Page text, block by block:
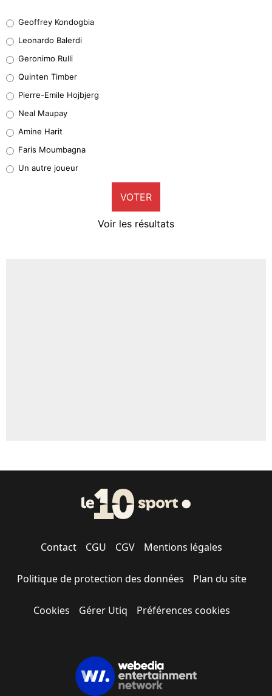
38%
32%
5%
1%
9%
Geoffrey Kondogbia
Leonardo Balerdi
Geronimo Rulli
Quinten Timber
Pierre-Emile Hojbjerg
Neal Maupay
Amine Harit
Faris Moumbagna
Un autre joueur
VOTER
Voir les résultats
Contact CGU CGV Mentions légales
Politique de protection des données Plan du site
Cookies Gérer Utiq Préférences cookies